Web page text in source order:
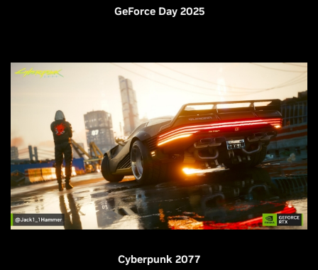
GeForce Day 2025
Cyberpunk 2077